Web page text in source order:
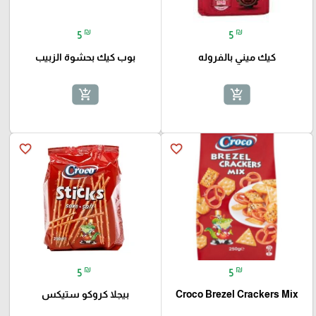
5 ₪
كيك ميني بالفروله
add_shopping_cart
5 ₪
بوب كيك بحشوة الزبيب
add_shopping_cart
favorite_border
5 ₪
Croco Brezel Crackers Mix
favorite_border
5 ₪
بيجلا كروكو ستيكس